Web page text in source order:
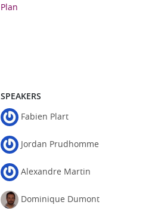
Plan
SPEAKERS
Fabien Plart
Jordan Prudhomme
Alexandre Martin
Dominique Dumont